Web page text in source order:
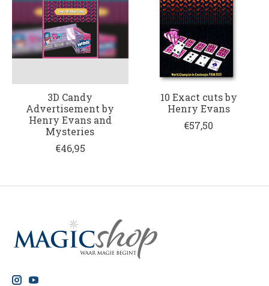
3D Candy
Advertisement by
Henry Evans and
Mysteries
€46,95
10 Exact cuts by
Henry Evans
€57,50